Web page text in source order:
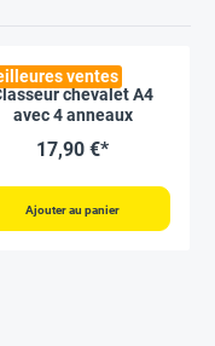
ventes
chevalet A4
avec 4 anneaux
17,90 €*
Ajouter au panier